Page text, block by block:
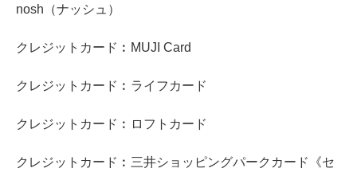
nosh（ナッシュ）
クレジットカード︰MUJI Card
クレジットカード︰ライフカード
クレジットカード︰ロフトカード
クレジットカード︰三井ショッピングパークカード《セ